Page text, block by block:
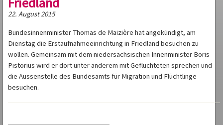
22. August 2015
Bundesinnenminister Thomas de Maizière hat angekündigt, am
Dienstag die Erstaufnahmeeinrichtung in Friedland besuchen zu
wollen. Gemeinsam mit dem niedersächsischen Innenminister Boris
Pistorius wird er dort unter anderem mit Geflüchteten sprechen und
die Aussenstelle des Bundesamts für Migration und Flüchtlinge
besuchen.